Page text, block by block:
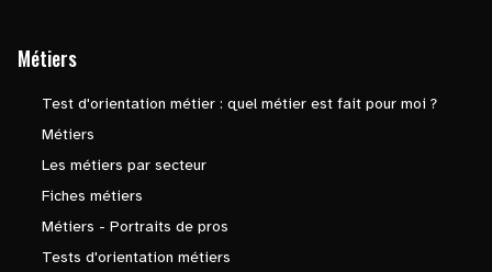
Métiers
Test d'orientation métier : quel métier est fait pour moi ?
Métiers
Les métiers par secteur
Fiches métiers
Métiers - Portraits de pros
Tests d'orientation métiers